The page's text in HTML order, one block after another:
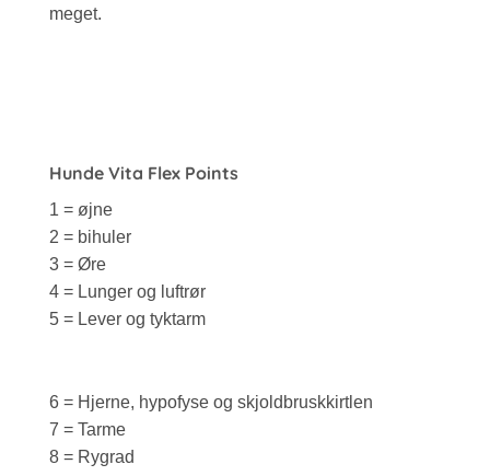
meget.
Hunde Vita Flex Points
1 = øjne
2 = bihuler
3 = Øre
4 = Lunger og luftrør
5 = Lever og tyktarm
6 = Hjerne, hypofyse og skjoldbruskkirtlen
7 = Tarme
8 = Rygrad